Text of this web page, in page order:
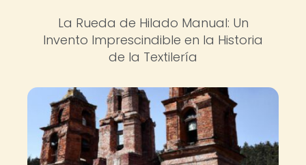
La Rueda de Hilado Manual: Un
Invento Imprescindible en la Historia
de la Textilería